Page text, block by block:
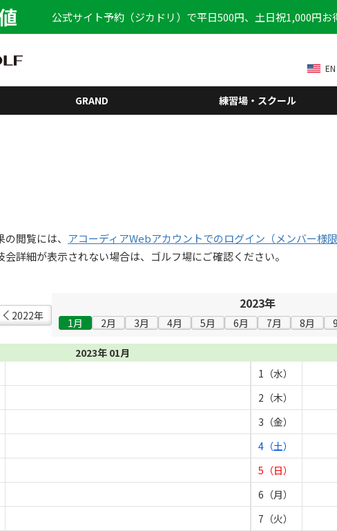
公式サイト予約（ジカドリ）で平日500円、土日祝1,000円お
EN
GRAND 練習場・スクール
閲覧には、 アコーディアWebアカウントでのログイン（メンバー様限
会詳細が表示されない場合は、ゴルフ場にご確認ください。
2022年
2023年
1月 2月 3月 4月 5月 6月 7月 8月
2023年 01月
1（水）
2（木）
3（金）
4（土）
5（日）
6（月）
7（火）